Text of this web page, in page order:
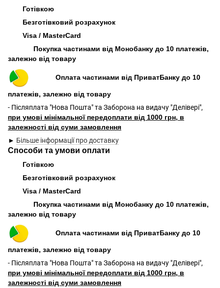
Готівкою
Безготівковий розрахунок
Visa / MasterCard
Покупка частинами від Монобанку до 10 платежів,
залежно від товару
Оплата частинами від ПриватБанку до 10
платежів, залежно від товару
- Післяплата "Нова Пошта" та Заборона на видачу "Делівері",
при умові мінімальної передоплати від 1000 грн, в
залежності від суми замовлення
► Більше інформації про доставку
Способи та умови оплати
Готівкою
Безготівковий розрахунок
Visa / MasterCard
Покупка частинами від Монобанку до 10 платежів,
залежно від товару
Оплата частинами від ПриватБанку до 10
платежів, залежно від товару
- Післяплата "Нова Пошта" та Заборона на видачу "Делівері",
при умові мінімальної передоплати від 1000 грн, в
залежності від суми замовлення